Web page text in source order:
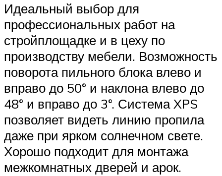
Идеальный выбор для
профессиональных работ на
стройплощадке и в цеху по
производству мебели. Возможность
поворота пильного блока влево и
вправо до 50° и наклона влево до
48° и вправо до 3°. Система XPS
позволяет видеть линию пропила
даже при ярком солнечном свете.
Хорошо подходит для монтажа
межкомнатных дверей и арок.